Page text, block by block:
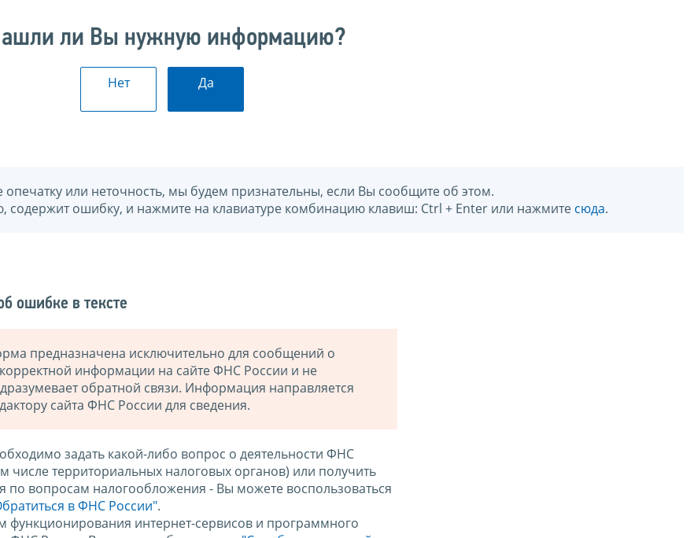
ли Вы нужную информацию?
Нет Да
опечатку или неточность, мы будем признательны, если Вы сообщите об этом.
содержит ошибку, и нажмите на клавиатуре комбинацию клавиш: Ctrl + Enter или нажмите сюда.
ошибке в тексте
предназначена исключительно для сообщений о
информации на сайте ФНС России и не
обратной связи. Информация направляется
сайта ФНС России для сведения.
задать какой-либо вопрос о деятельности ФНС
числе территориальных налоговых органов) или получить
по вопросам налогообложения - Вы можете воспользоваться
в ФНС России".
функционирования интернет-сервисов и программного